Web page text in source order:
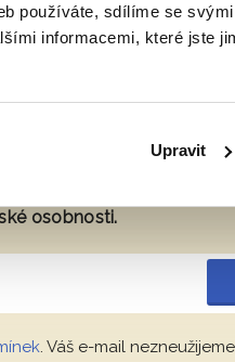
používáte, sdílíme se
informacemi, které jste
Upravit
perlám v Evropě i ve
osobnosti.
. Váš e-mail nezneužijeme.